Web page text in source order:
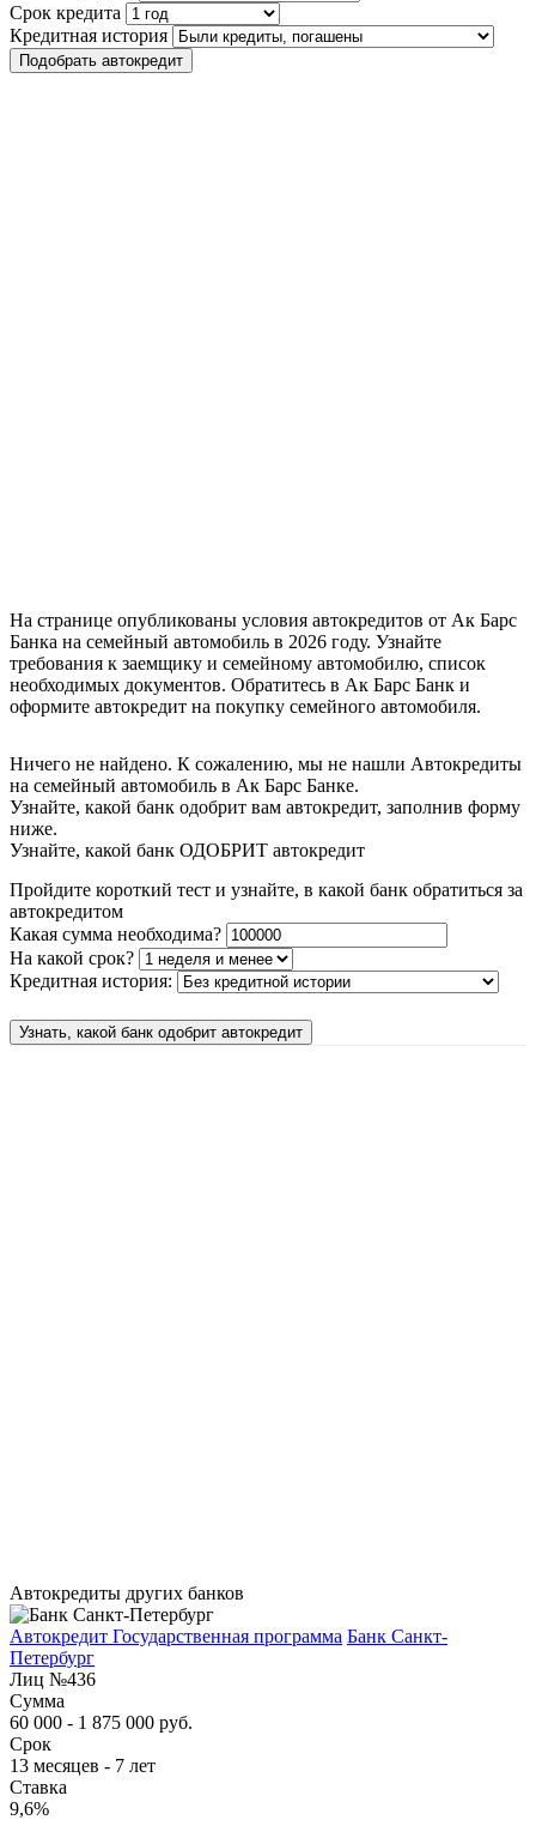
Срок кредита
Кредитная история
Подобрать автокредит
На странице опубликованы условия автокредитов от Ак Барс
Банка на семейный автомобиль в 2026 году. Узнайте
требования к заемщику и семейному автомобилю, список
необходимых документов. Обратитесь в Ак Барс Банк и
оформите автокредит на покупку семейного автомобиля.
Ничего не найдено. К сожалению, мы не нашли Автокредиты
на семейный автомобиль в Ак Барс Банке.
Узнайте, какой банк одобрит вам автокредит, заполнив форму
ниже.
Узнайте, какой банк ОДОБРИТ автокредит
Пройдите короткий тест и узнайте, в какой банк обратиться за
автокредитом
Какая сумма необходима?
На какой срок?
Кредитная история:
Узнать, какой банк одобрит автокредит
Автокредиты других банков
Автокредит Государственная программа Банк Санкт-
Петербург
Лиц №436
Сумма
60 000 - 1 875 000 руб.
Срок
13 месяцев - 7 лет
Ставка
9,6%